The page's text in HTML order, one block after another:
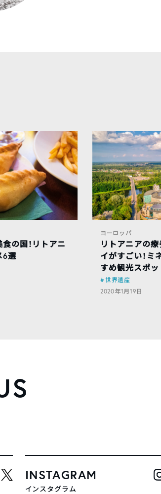
の国！リトアニ
6選
ヨーロッパ
リトアニアの
イがすごい！ミ
すめ観光スポ
世界遺産
2020年1月19日
INSTAGRAM
インスタグラム